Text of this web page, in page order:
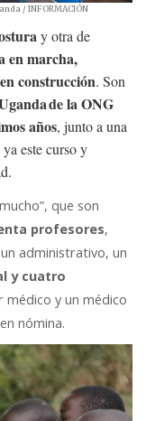
/ INFORMACIÓN
y otra de
en marcha,
construcción. Son
de la ONG
años, junto a una
este curso y
que son
profesores,
administrativo, un
y cuatro
médico y un médico
nómina.